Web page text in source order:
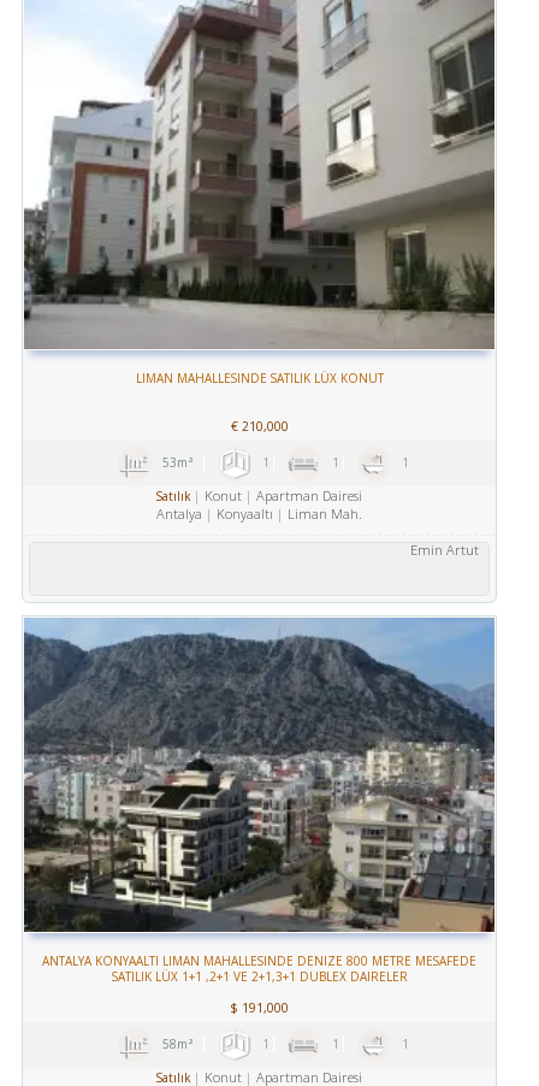
LIMAN MAHALLESINDE SATILIK LÜX KONUT
€210,000
53m² 1 1 1
Satılık Konut
Apartman Dairesi
Antalya
Konyaaltı
Liman Mah.
Emin Artut
ANTALYA KONYAALTI LIMAN MAHALLESINDE DENIZE 800 METRE MESAFEDE
SATILIK LÜX 1+1 ,2+1 VE 2+1,3+1 DUBLEX DAIRELER
$ 191,000
58m² 1 1 1
Satılık Konut
Apartman Dairesi